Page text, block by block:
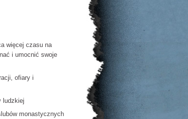
więcej czasu na
i umocnić swoje
ofiary i
ludzkiej
monastycznych